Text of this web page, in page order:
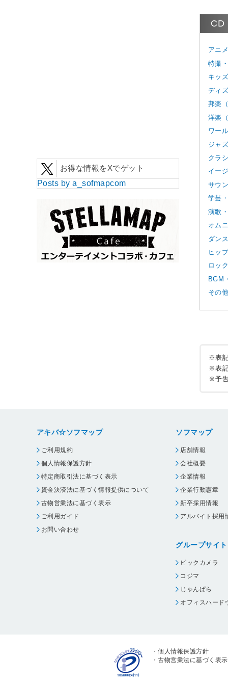
CD
アニ
特撮
キッ
ディ
邦楽
洋楽
ワー
ジャ
クラ
イー
サウ
学芸
演歌
オム
ダン
ヒッ
ロッ
BGM
その
※表
※表
※予
お得な情報をXでゲット
Posts by a_sofmapcom
アキバ☆ソフマップ
ご利用規約
個人情報保護方針
特定商取引法に基づく表示
資金決済法に基づく情報提供について
古物営業法に基づく表示
ご利用ガイド
お問い合わせ
ソフマップ
店舗情報
会社概要
企業情報
企業行動憲章
新卒採用情報
アルバイト採用
グループサイト
ビックカメラ
コジマ
じゃんぱら
オフィスハード
・個人情報保護方針
・古物営業法に基づく表示